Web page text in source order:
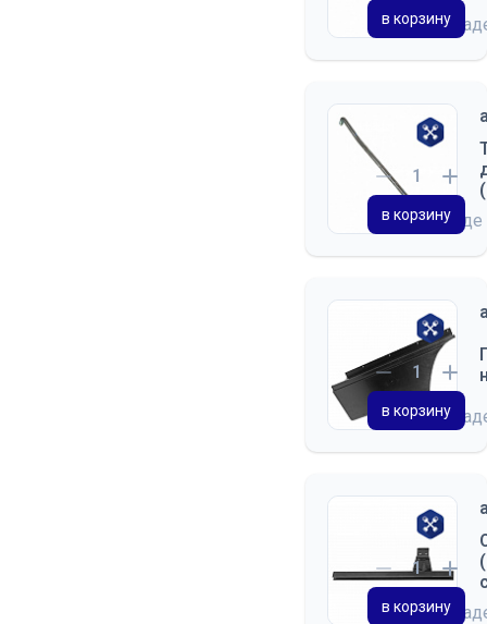
на
в корзину
на складе
в корзину
на
в корзину
на
в корзину